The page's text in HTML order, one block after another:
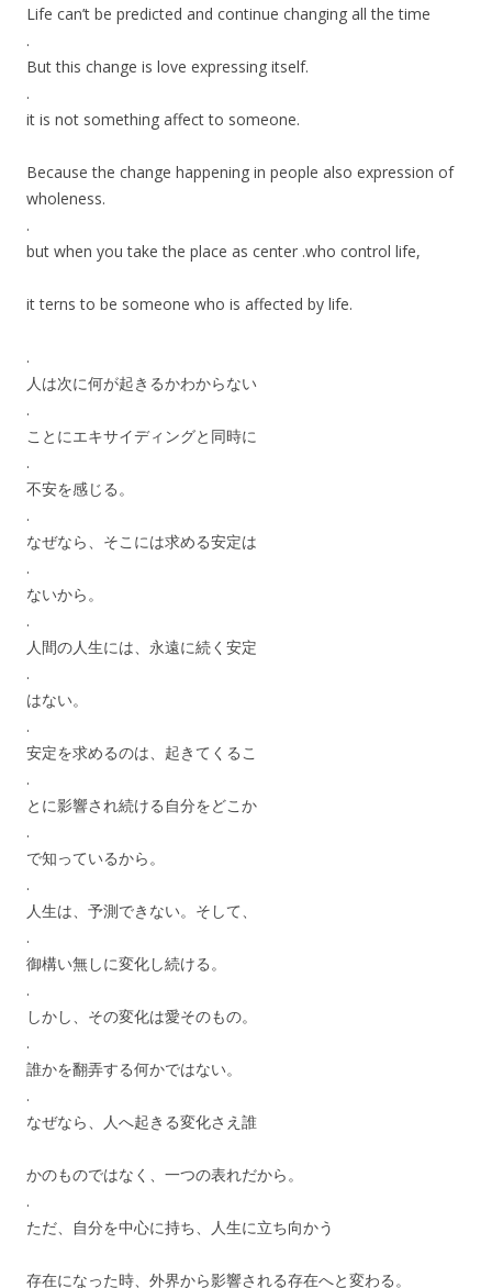
Life can’t be predicted and continue changing all the time
.
But this change is love expressing itself.
.
it is not something affect to someone.
Because the change happening in people also expression of
wholeness.
.
but when you take the place as center .who control life,
it terns to be someone who is affected by life.
.
人は次に何が起きるかわからない
.
ことにエキサイディングと同時に
.
不安を感じる。
.
なぜなら、そこには求める安定は
.
ないから。
.
人間の人生には、永遠に続く安定
.
はない。
.
安定を求めるのは、起きてくるこ
.
とに影響され続ける自分をどこか
.
で知っているから。
.
人生は、予測できない。そして、
.
御構い無しに変化し続ける。
.
しかし、その変化は愛そのもの。
.
誰かを翻弄する何かではない。
.
なぜなら、人へ起きる変化さえ誰
かのものではなく、一つの表れだから。
.
ただ、自分を中心に持ち、人生に立ち向かう
存在になった時、外界から影響される存在へと変わる。